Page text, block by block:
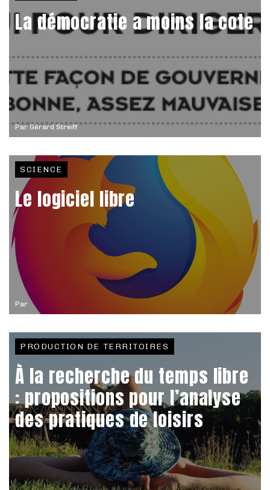
Par Gérard Streiff
La démocratie a moins la cote
Par
SCIENCE
Le logiciel libre
PRODUCTION DE TERRITOIRES
À la recherche du temps libre
: propositions pour l’analyse
des pratiques de loisirs